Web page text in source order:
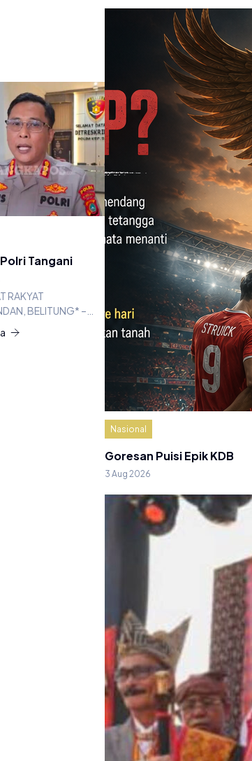
Tangani
RAKYAT
BELITUNG* –…
Nasional
Goresan Puisi Epik KDB
3 Aug 2026